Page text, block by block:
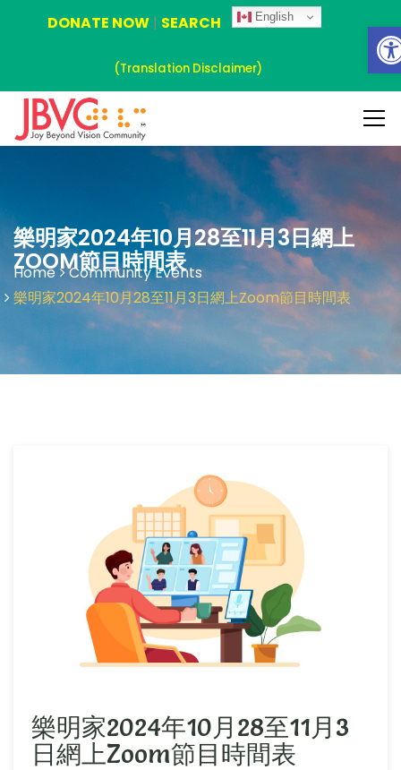
DONATE NOW| SEARCH English
(Translation Disclaimer)
樂明家2024年10月28至11月3日網上
ZOOM節目時間表
Home
Community Events
樂明家2024年10月28至11月3日網上Zoom節目時間表
樂明家2024年10月28至11月3
日網上Zoom節目時間表